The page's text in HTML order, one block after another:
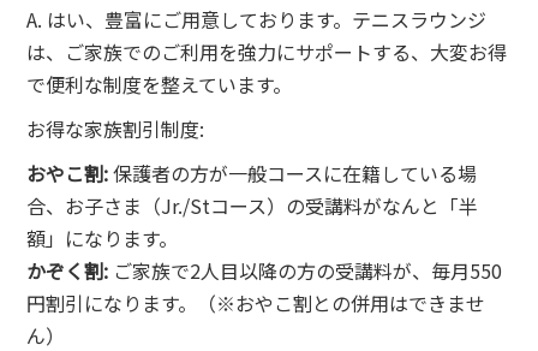
A. はい、豊富にご用意しております。テニスラウンジ
は、ご家族でのご利用を強力にサポートする、大変お得
で便利な制度を整えています。
お得な家族割引制度:
おやこ割:保護者の方が一般コースに在籍している場
合、お子さま（Jr./Stコース）の受講料がなんと「半
額」になります。
かぞく割: ご家族で2人目以降の方の受講料が、毎月550
円割引になります。（※おやこ割との併用はできませ
ん）